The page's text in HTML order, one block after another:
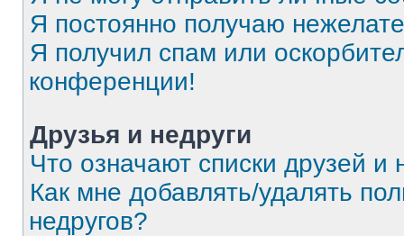
Я постоянно получаю
Я получил спам или
конференции!
Друзья и недруги
Что означают списки друзей и
Как мне добавлять/удалять
недругов?